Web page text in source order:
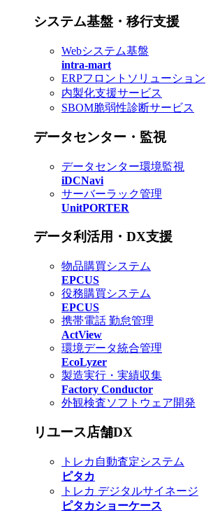
システム基盤・移行支援
Webシステム基盤
intra-mart
ERPフロントソリューション
内製化支援サービス
SBOM脆弱性診断サービス
データセンター・監視
データセンター環境監視
iDCNavi
サーバーラック管理
UnitPORTER
データ利活用・DX支援
物品購買システム
EPCUS
役務購買システム
EPCUS
携帯電話 勤怠管理
ActView
環境データ統合管理
EcoLyzer
製造実行・実績収集
Factory Conductor
外観検査ソフトウェア開発
リユース店舗DX
トレカ自動査定システム
ピタカ
トレカ デジタルサイネージ
ピタカショーケース